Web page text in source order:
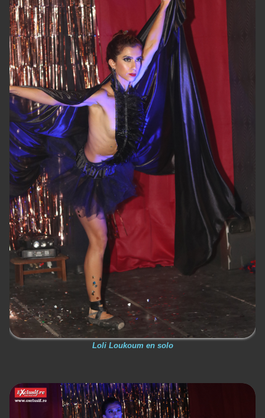
Loli Loukoum en solo